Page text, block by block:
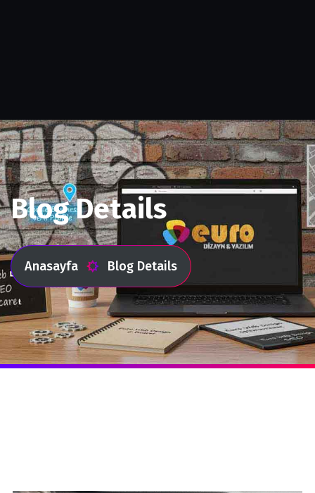
Blog Details
Anasayfa Blog Details